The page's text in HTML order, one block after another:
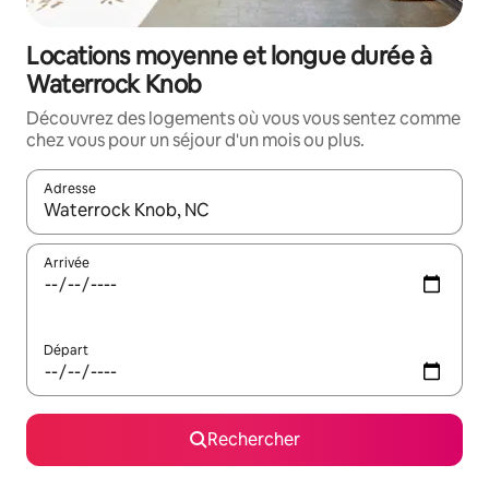
Locations moyenne et longue durée à
Waterrock Knob
Découvrez des logements où vous vous sentez comme
chez vous pour un séjour d'un mois ou plus.
Adresse
Lorsque les résultats s'affichent, utilisez les flèches vers le
Arrivée
Départ
Rechercher